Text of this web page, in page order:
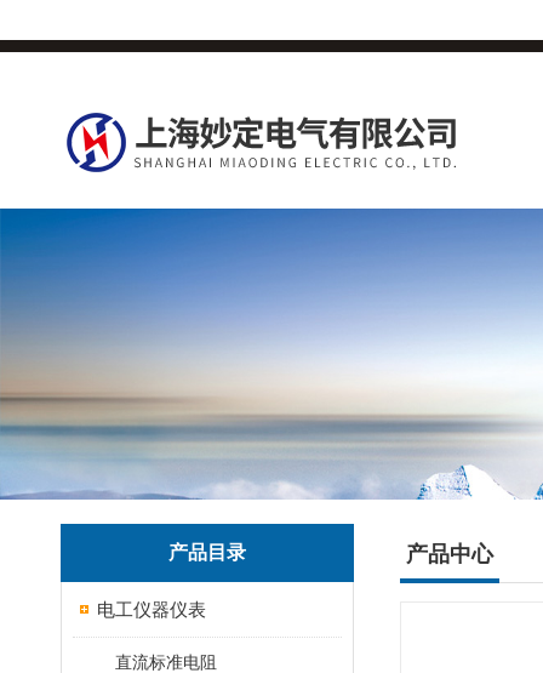
产品目录
电工仪器仪表
直流标准电阻
产品中心